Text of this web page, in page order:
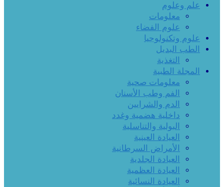
علم وعلوم
معلومات
علوم الفضاء
علوم وتكنولوجيا
الطب البديل
التغذية
المجلة الطبية
معلومات صحية
الفم وطب الأسنان
الدم والشرايين
داخلية هضمية وغدد
البولية والتناسلية
العيادة العينية
الأمراض السرطانية
العيادة الجلدية
العيادة العظمية
العيادة النسائية